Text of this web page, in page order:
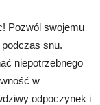
Pozwól swojemu
podczas snu.
niepotrzebnego
w
odpoczynek i